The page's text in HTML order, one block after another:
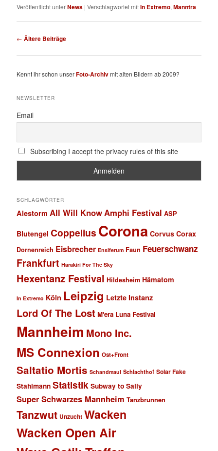
Veröffentlicht unterNews |Verschlagwortet mitIn Extremo,Manntra
Beitragsnavigation
← Ältere Beiträge
Kennt ihr schon unserFoto-Archivmit alten Bildern ab 2009?
NEWSLETTER
Email
Subscribing I accept the privacy rules of this site
SCHLAGWÖRTER
Alestorm All Will KnowAmphi Festival ASP
Blutengel Coppelius Corona Corvus Corax
Dornenreich Eisbrecher Ensiferum Faun Feuerschwanz
Frankfurt Harakiri For The Sky
Hexentanz Festival Hildesheim Hämatom
In Extremo Köln Leipzig Letzte Instanz
Lord Of The Lost M'era Luna Festival
Mannheim Mono Inc.
MS Connexion Ost+Front
Saltatio Mortis Schandmaul Schlachthof Solar Fake
Stahlmann Statistik Subway to Sally
Super Schwarzes Mannheim Tanzbrunnen
Tanzwut Unzucht Wacken
Wacken Open Air